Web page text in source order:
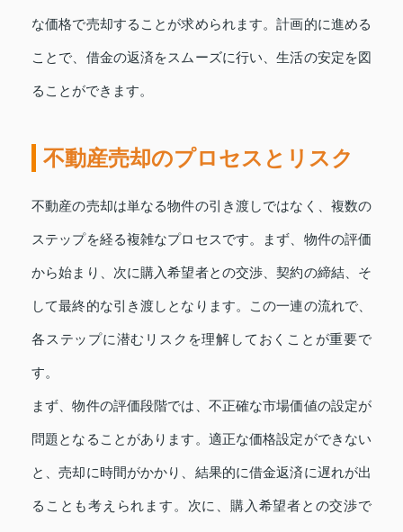
な価格で売却することが求められます。計画的に進める
ことで、借金の返済をスムーズに行い、生活の安定を図
ることができます。
不動産売却のプロセスとリスク
不動産の売却は単なる物件の引き渡しではなく、複数の
ステップを経る複雑なプロセスです。まず、物件の評価
から始まり、次に購入希望者との交渉、契約の締結、そ
して最終的な引き渡しとなります。この一連の流れで、
各ステップに潜むリスクを理解しておくことが重要で
す。
まず、物件の評価段階では、不正確な市場価値の設定が
問題となることがあります。適正な価格設定ができない
と、売却に時間がかかり、結果的に借金返済に遅れが出
ることも考えられます。次に、購入希望者との交渉で